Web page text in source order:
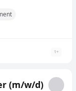
1+
(m/w/d)